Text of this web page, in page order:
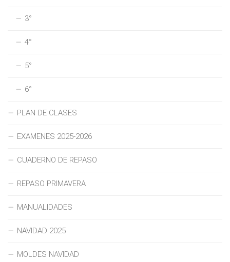
3°
4°
5°
6°
PLAN DE CLASES
EXAMENES 2025-2026
CUADERNO DE REPASO
REPASO PRIMAVERA
MANUALIDADES
NAVIDAD 2025
MOLDES NAVIDAD